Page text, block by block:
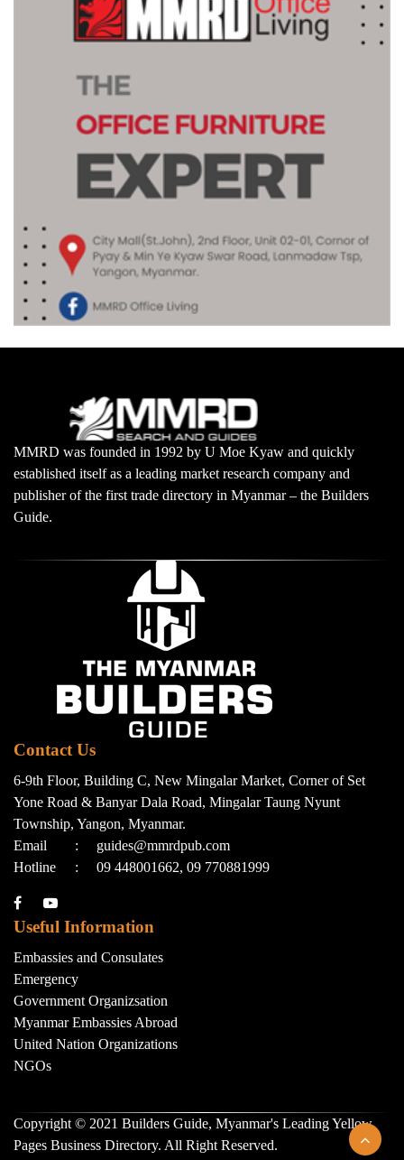
MMRD was founded in 1992 by U Moe Kyaw and quickly
established itself as a leading market research company and
publisher of the first trade directory in Myanmar – the Builders
Guide.
Contact Us
6-9th Floor, Building C, New Mingalar Market, Corner of Set
Yone Road & Banyar Dala Road, Mingalar Taung Nyunt
Township, Yangon, Myanmar.
Email
:
guides@mmrdpub.com
Hotline
: 09 448001662, 09 770881999
Useful Information
Embassies and Consulates
Emergency
Government Organizsation
Myanmar Embassies Abroad
United Nation Organizations
NGOs
Copyright © 2021 Builders Guide, Myanmar's Leading Yellow
Pages Business Directory. All Right Reserved.